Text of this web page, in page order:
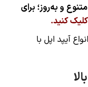
و به‌روز؛ برای
کلیک کنید.
آیپد اپل با